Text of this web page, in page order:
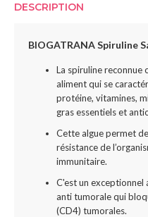
DESCRIPTION
BIOGATRANA Spiruline
La spiruline reconnue
aliment qui se
protéine, vitamines,
gras essentiels et
Cette algue permet
résistance de
immunitaire.
C'est un
anti tumorale qui
(CD4) tumorales.